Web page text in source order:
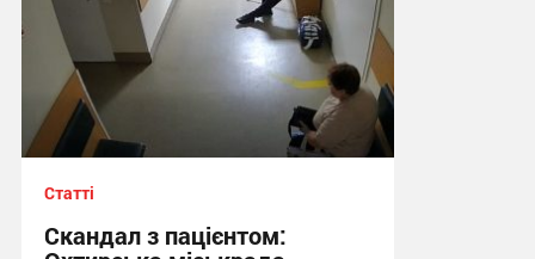
Статті
Скандал з пацієнтом: